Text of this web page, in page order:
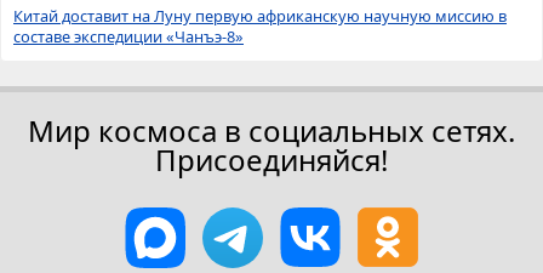
Китай доставит на Луну первую африканскую научную миссию в
составе экспедиции «Чанъэ-8»
Мир космоса в социальных сетях.
Присоединяйся!